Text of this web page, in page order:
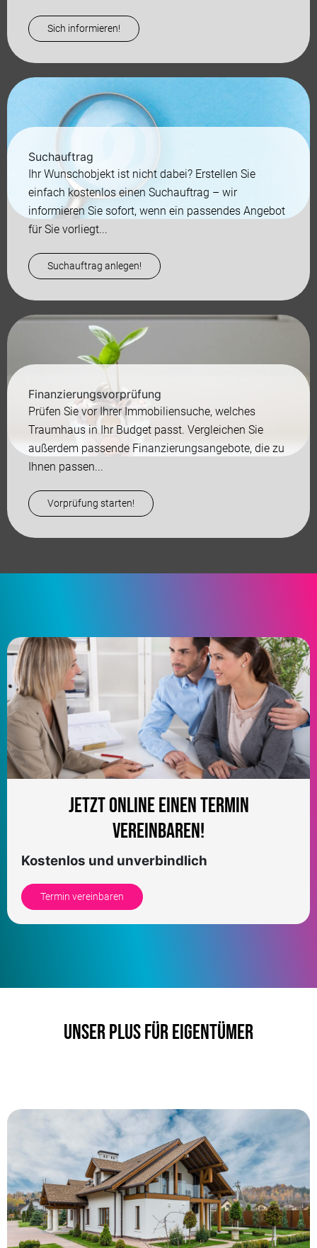
Sich informieren!
Suchauftrag
Ihr Wunschobjekt ist nicht dabei? Erstellen Sie
einfach kostenlos einen Suchauftrag – wir
informieren Sie sofort, wenn ein passendes Angebot
für Sie vorliegt...
Suchauftrag anlegen!
Finanzierungsvorprüfung
Prüfen Sie vor Ihrer Immobiliensuche, welches
Traumhaus in Ihr Budget passt. Vergleichen Sie
außerdem passende Finanzierungsangebote, die zu
Ihnen passen...
Vorprüfung starten!
Jetzt online einen Termin
vereinbaren!
Kostenlos und unverbindlich
Termin vereinbaren
Unser Plus für Eigentümer